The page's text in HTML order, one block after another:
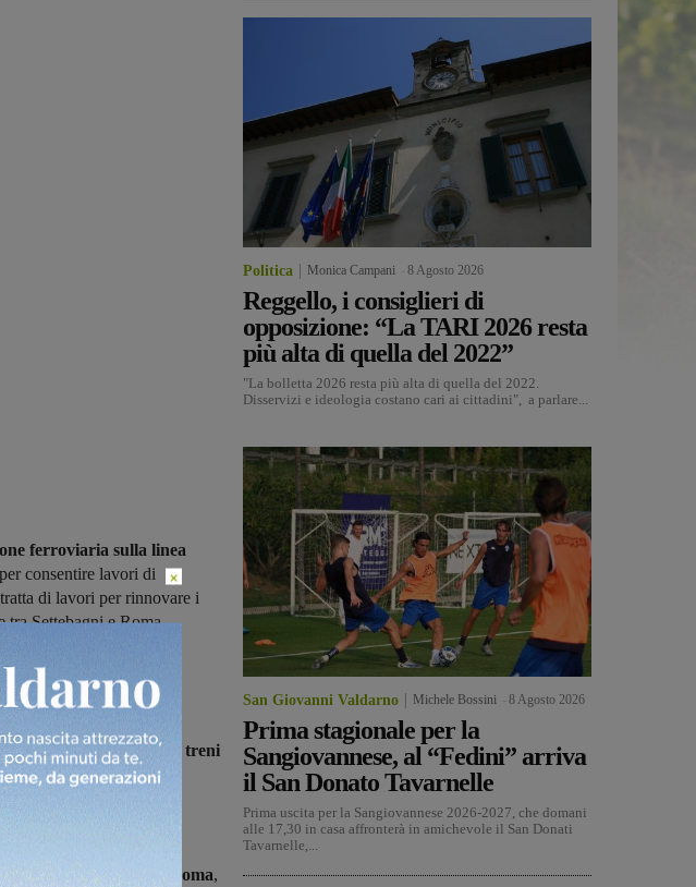
ferroviaria sulla linea
consentire lavori di
di lavori per rinnovare i
tra Settebagni e Roma
e un investimento
sarà necessaria una
di viaggio per alcuni treni
di conseguenza
ferroviaria anche per
la linea Aretina.
Firenze-Arezzo-Chiusi-Roma,
Politica Monica Campani 8 Agosto 2026
Reggello, i consiglieri di
opposizione: “La TARI 2026 resta
più alta di quella del 2022”
"La bolletta 2026 resta più alta di quella del 2022.
Disservizi e ideologia costano cari ai cittadini", a parlare...
San Giovanni Valdarno Michele Bossini 8 Agosto 2026
Prima stagionale per la
Sangiovannese, al “Fedini” arriva
il San Donato Tavarnelle
Prima uscita per la Sangiovannese 2026-2027, che domani
alle 17,30 in casa affronterà in amichevole il San Donati
Tavarnelle,...
×